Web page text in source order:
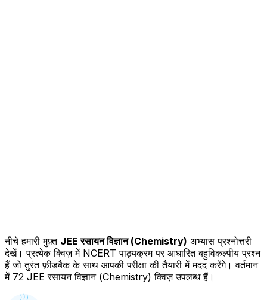
नीचे हमारी मुफ़्त JEE रसायन विज्ञान (Chemistry) अभ्यास प्रश्नोत्तरी
देखें। प्रत्येक क्विज़ में NCERT पाठ्यक्रम पर आधारित बहुविकल्पीय प्रश्न
हैं जो तुरंत फ़ीडबैक के साथ आपकी परीक्षा की तैयारी में मदद करेंगे।वर्तमान
में 72 JEE रसायन विज्ञान (Chemistry) क्विज़ उपलब्ध हैं।